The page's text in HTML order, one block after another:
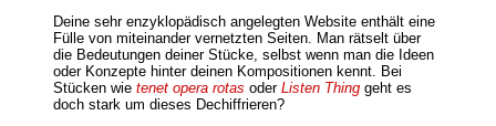
Deine sehr enzyklopädisch angelegten Website enthält eine
Fülle von miteinander vernetzten Seiten. Man rätselt über
die Bedeutungen deiner Stücke, selbst wenn man die Ideen
oder Konzepte hinter deinen Kompositionen kennt. Bei
Stücken wie tenet opera rotas oder Listen Thing geht es
doch stark um dieses Dechiffrieren?